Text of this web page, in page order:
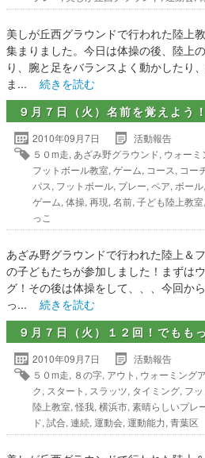
美しが丘西グラウンドで行われた陸上
集まりました。今日は体操の後、陸上
り、腕と足をバランスよく動かしたり
ま... 続きを読む
９月７日（火）名前を覚えよう！
2010年09月7日
活動報告
５０m走, あざみ野グラウンド, ウォー
フットボール教室, ゲーム, コース, コー
パス, フットボール, プレー, ペア, ボール,
ゲーム, 体操, 再現, 名前, 子ども陸上教室,
っこ
あざみ野グラウンドで行われた陸上＆
の子どもたちが参加しました！まずは
グ！その後は体操をして、、、今回か
っ... 続きを読む
９月７日（火）１２回！でもも
2010年09月7日
活動報告
５０m走, ８の字, アウト , ウォーミング
ク, スタート , スラッツ, タイミング, フ
陸上教室,怪我, 横浜市, 素晴らしいプレ
ド, 試合, 連続, 運動会, 運動能力, 青葉区